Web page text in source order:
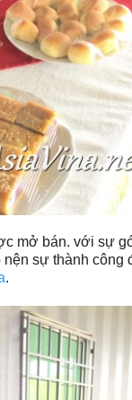
mở bán. với sự
sự thành công
.